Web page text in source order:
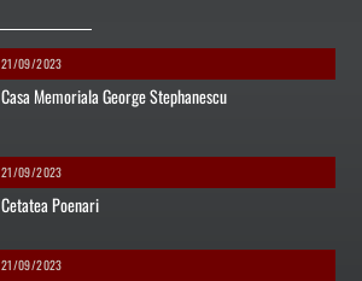
21/09/2023
Casa Memoriala George Stephanescu
21/09/2023
Cetatea Poenari
21/09/2023